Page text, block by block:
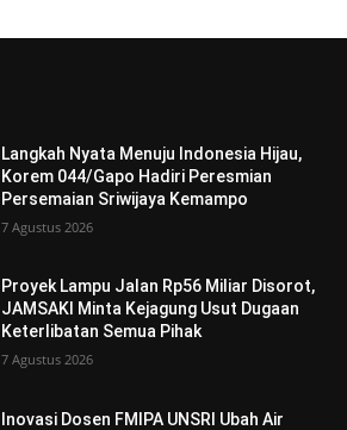
Langkah Nyata Menuju Indonesia Hijau,
Korem 044/Gapo Hadiri Peresmian
Persemaian Sriwijaya Kemampo
7 Agustus 2026
Proyek Lampu Jalan Rp56 Miliar Disorot,
JAMSAKI Minta Kejagung Usut Dugaan
Keterlibatan Semua Pihak
7 Agustus 2026
Inovasi Dosen FMIPA UNSRI Ubah Air